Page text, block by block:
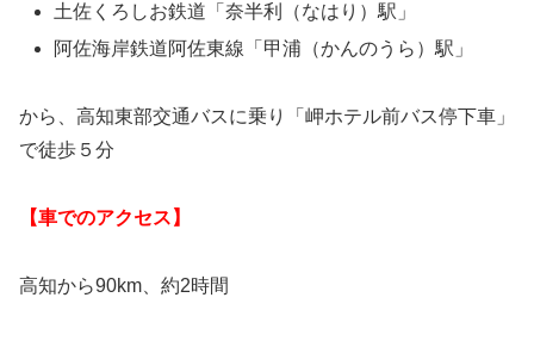
土佐くろしお鉄道「奈半利（なはり）駅」
阿佐海岸鉄道阿佐東線「甲浦（かんのうら）駅」
から、高知東部交通バスに乗り「岬ホテル前バス停下車」
で徒歩５分
【車でのアクセス】
高知から90km、約2時間